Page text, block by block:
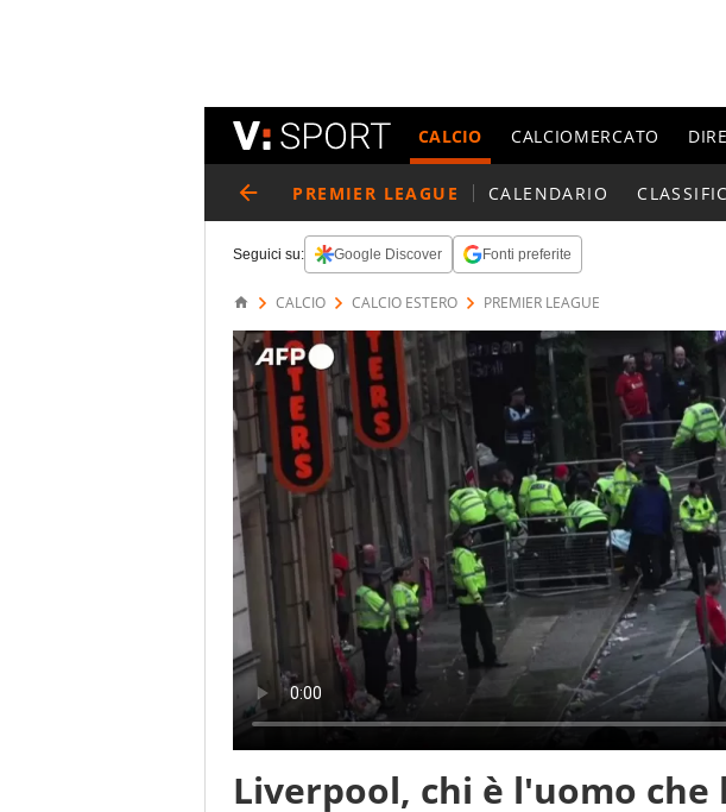
CALCIO CALCIOMERCATO
PREMIER LEAGUE CALENDARIO
Seguici su: Google Discover Fonti preferite
CALCIO CALCIO ESTERO PREMIER LEAGUE
Liverpool, chi è l'uomo